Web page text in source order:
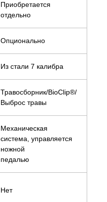
Приобретается
отдельно
Опционально
Из стали 7 калибра
Травосборник/BioClip®/
Выброс травы
Механическая
система, управляется
ножной
педалью
Нет